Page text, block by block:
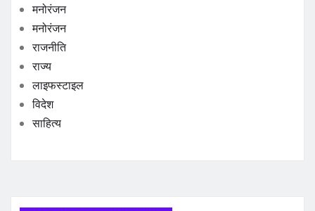
मनोरंजन
मनोरंजन
राजनीति
राज्य
लाइफस्टाइल
विदेश
साहित्य